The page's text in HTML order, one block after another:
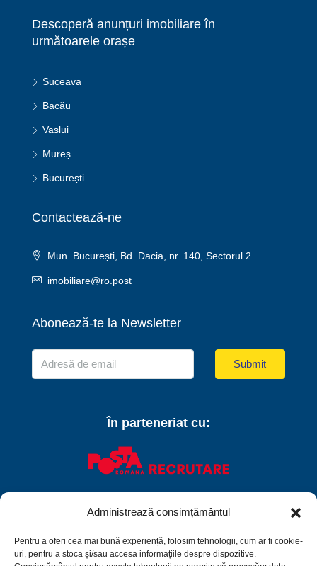
Administrează consimțământul
Pentru a oferi cea mai bună experiență, folosim tehnologii, cum ar fi cookie-
uri, pentru a stoca și/sau accesa informațiile despre dispozitive.
Descoperă anunțuri imobiliare în
următoarele orașe
Suceava
Bacău
Vaslui
Mureș
București
Contactează-ne
Mun. București, Bd. Dacia, nr. 140, Sectorul 2
imobiliare@ro.post
Abonează-te la Newsletter
Submit
În parteneriat cu: